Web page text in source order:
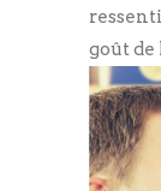
goût de